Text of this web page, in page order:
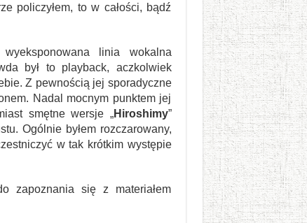
policzyłem, to w całości, bądź
linia wokalna
był to playback, aczkolwiek
Z pewnością jej sporadyczne
Nadal mocnym punktem jej
smętne wersje „Hiroshimy”
Ogólnie byłem rozczarowany,
w tak krótkim występie
zapoznania się z materiałem